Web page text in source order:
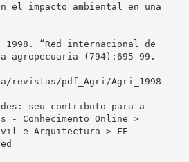
impacto ambiental en una
“Red internacional de
agropecuaria (794):695–99.
revistas/pdf_Agri/Agri_1998
seu contributo para a
Conhecimento Online >
e Arquitectura > FE –